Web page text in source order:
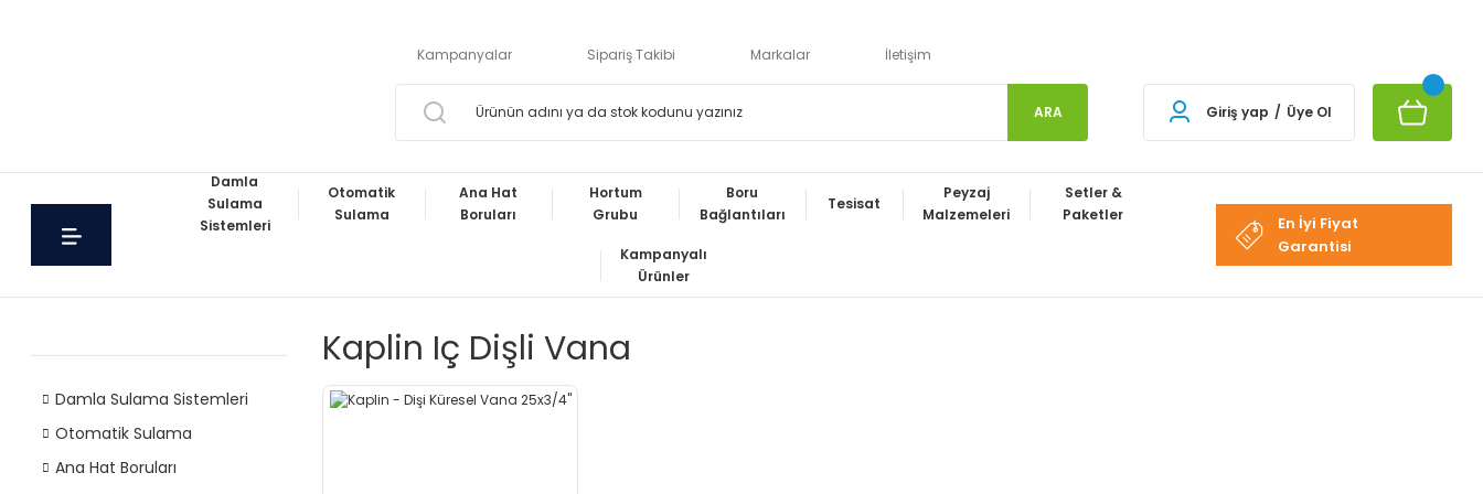
Kampanyalar Sipariş Takibi Markalar İletişim
ARA Giriş yap / Üye Ol
Damla
Sulama
Sistemleri
Otomatik
Sulama
Ana Hat
Boruları
Hortum
Grubu
Boru
Bağlantıları
Tesisat
Peyzaj
Malzemeleri
Setler &
Paketler
Kampanyalı
Ürünler
En İyi Fiyat
Garantisi
Damla Sulama Sistemleri
Otomatik Sulama
Ana Hat Boruları
Kaplin Iç Dişli Vana